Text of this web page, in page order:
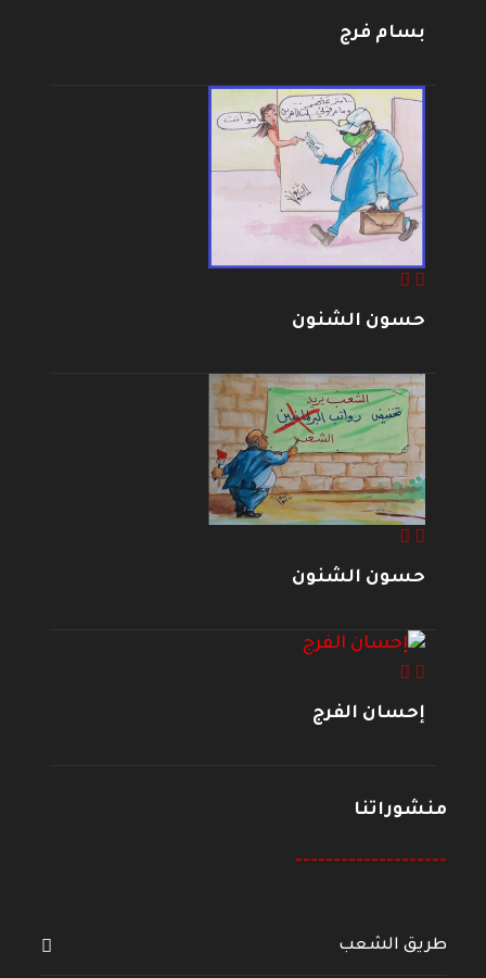
بسام فرج
حسون الشنون
حسون الشنون
إحسان الفرج
منشوراتنا
--------------------
طريق الشعب